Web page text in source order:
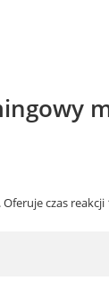
czas